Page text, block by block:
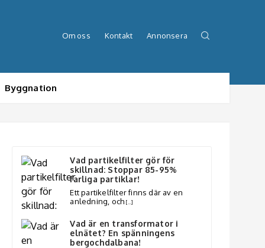
Om oss
Kontakt Annonsera
Byggnation
Vad partikelfilter gör för
skillnad: Stoppar 85-95%
farliga partiklar!
Ett partikelfilter finns där av en
anledning, och[…]
Vad är en transformator i
elnätet? En spänningens
bergochdalbana!